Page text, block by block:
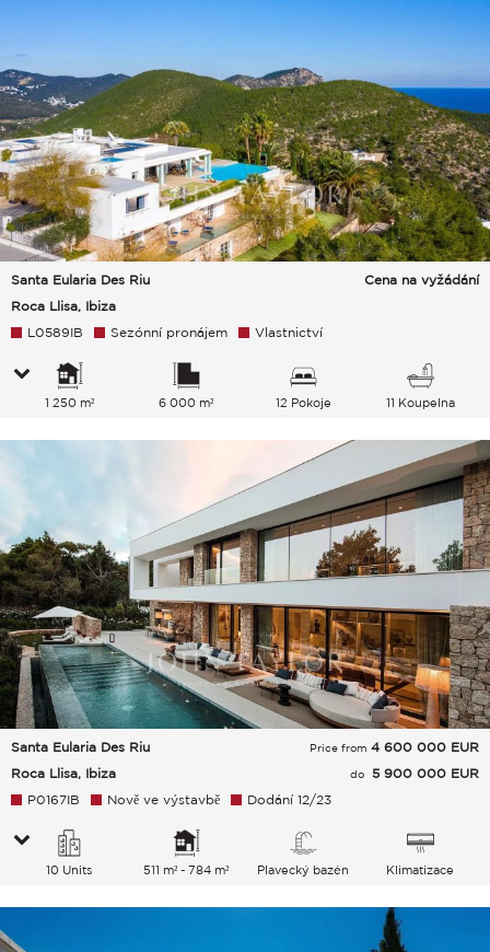
Santa Eularia Des Riu
Roca Llisa, Ibiza
Cena na vyžádání
L0589IB Sezónní pronájem Vlastnictví
1 250 m² 6 000 m² 12 Pokoje 11 Koupelna
Santa Eularia Des Riu
Roca Llisa, Ibiza
Price from 4 600 000 EUR
do 5 900 000 EUR
P0167IB
Nově ve výstavbě Dodání 12/23
10 Units 511 m² - 784 m² Plavecký bazén Klimatizace